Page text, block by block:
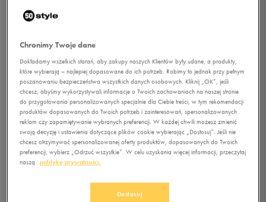
CONFRONT NERKA BEAST
Chronimy Twoje dane
Dokładamy wszelkich starań, aby zakupy naszych Klientów były udane, a produkty,
które wybierają – najlepiej dopasowane do ich potrzeb. Robimy to jednak przy pełnym
poszanowaniu bezpieczeństwa wszystkich danych osobowych. Kliknij „OK”, jeśli
chcesz, abyśmy wykorzystywali informacje o Twoich zachowaniach na naszej stronie
do przygotowania personalizowanych specjalnie dla Ciebie treści, w tym rekomendacji
produktów dopasowanych do Twoich potrzeb i zainteresowań, spersonalizowanych
reklam czy zapamiętywanie wybranych preferencji. W każdej chwili możesz zmienić
swoją decyzję i ustawienia dotyczące plików cookie wybierając „Dostosuj”. Jeśli nie
chcesz otrzymywać spersonalizowanej oferty produktów, dopasowanych do Twoich
preferencji, wybierz „Odrzuć wszystkie”. W celu uzyskania więcej informacji, przeczytaj
naszą
politykę prywatności.
Dostosuj